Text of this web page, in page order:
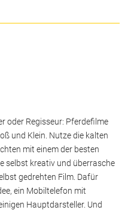
oder Regisseur: Pferdefilme
und Klein. Nutze die kalten
mit einem der besten
selbst kreativ und überrasche
gedrehten Film. Dafür
ein Mobiltelefon mit
Hauptdarsteller. Und